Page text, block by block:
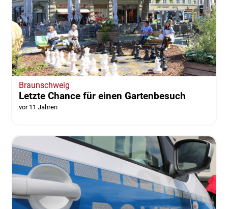
Braunschweig
Letzte Chance für einen Gartenbesuch
vor 11 Jahren